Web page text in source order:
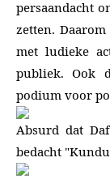
persaandacht
zetten.
met ludieke
publiek. Ook
podium voor
Absurd dat
bedacht